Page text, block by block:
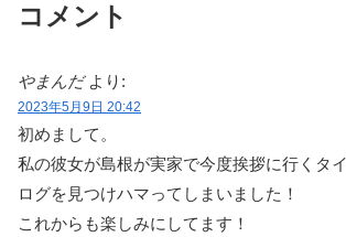
コメント
やまんだ より:
2023年5月9日 20:42
初めまして。
私の彼女が島根が実家で今度挨拶に行くタ
ログを見つけハマってしまいました！
これからも楽しみにしてます！